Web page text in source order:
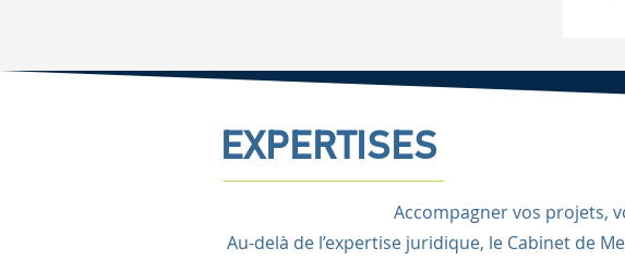
EXPERTISES
Accompagner vos projets,
Au-delà de l’expertise juridique, le Cabinet de Me